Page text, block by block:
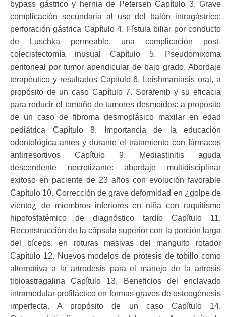
bypass gástrico y hernia de Petersen Capítulo 3. Grave
complicación secundaria al uso del balón intragástrico:
perforación gástrica Capítulo 4. Fístula biliar por conducto
de Luschka permeable, una complicación post-
colecistectomía inusual Capítulo 5. Pseudomixoma
peritoneal por tumor apendicular de bajo grado. Abordaje
terapéutico y resultados Capítulo 6. Leishmaniasis oral, a
propósito de un caso Capítulo 7. Sorafenib y su eficacia
para reducir el tamaño de tumores desmoides: a propósito
de un caso de fibroma desmoplásico maxilar en edad
pediátrica Capítulo 8. Importancia de la educación
odontológica antes y durante el tratamiento con fármacos
antirresortivos Capítulo 9. Mediastinitis aguda
descendente necrotizante: abordaje multidisciplinar
exitoso en paciente de 23 años con evolución favorable
Capítulo 10. Corrección de grave deformidad en ¿golpe de
viento¿ de miembros inferiores en niña con raquitismo
hipofosfatémico de diagnóstico tardío Capítulo 11.
Reconstrucción de la cápsula superior con la porción larga
del bíceps, en roturas masivas del manguito rotador
Capítulo 12. Nuevos modelos de prótesis de tobillo como
alternativa a la artrodesis para el manejo de la artrosis
tibioastragalina Capítulo 13. Beneficios del enclavado
intramedular profiláctico en formas graves de osteogénesis
imperfecta. A propósito de un caso Capítulo 14.